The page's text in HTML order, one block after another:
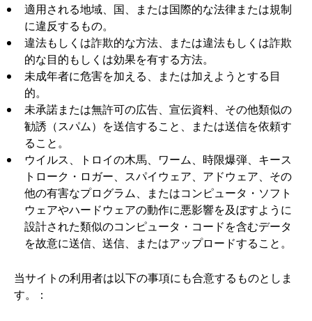
適用される地域、国、または国際的な法律または規制
に違反するもの。
違法もしくは詐欺的な方法、または違法もしくは詐欺
的な目的もしくは効果を有する方法。
未成年者に危害を加える、または加えようとする目
的。
未承諾または無許可の広告、宣伝資料、その他類似の
勧誘（スパム）を送信すること、または送信を依頼す
ること。
ウイルス、トロイの木馬、ワーム、時限爆弾、キース
トローク・ロガー、スパイウェア、アドウェア、その
他の有害なプログラム、またはコンピュータ・ソフト
ウェアやハードウェアの動作に悪影響を及ぼすように
設計された類似のコンピュータ・コードを含むデータ
を故意に送信、送信、またはアップロードすること。
当サイトの利用者は以下の事項にも合意するものとしま
す。：